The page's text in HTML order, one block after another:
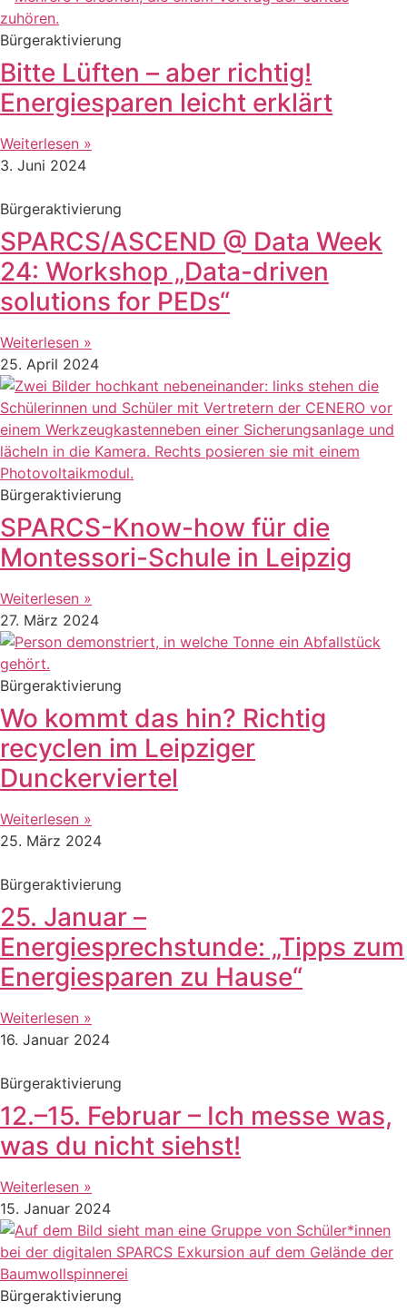
Bürgeraktivierung
Bitte Lüften – aber richtig!
Energiesparen leicht erklärt
Weiterlesen »
3. Juni 2024
Bürgeraktivierung
SPARCS/ASCEND @ Data Week
24: Workshop „Data-driven
solutions for PEDs“
Weiterlesen »
25. April 2024
Bürgeraktivierung
SPARCS-Know-how für die
Montessori-Schule in Leipzig
Weiterlesen »
27. März 2024
Bürgeraktivierung
Wo kommt das hin? Richtig
recyclen im Leipziger
Dunckerviertel
Weiterlesen »
25. März 2024
Bürgeraktivierung
25. Januar –
Energiesprechstunde: „Tipps zum
Energiesparen zu Hause“
Weiterlesen »
16. Januar 2024
Bürgeraktivierung
12.–15. Februar – Ich messe was,
was du nicht siehst!
Weiterlesen »
15. Januar 2024
Bürgeraktivierung